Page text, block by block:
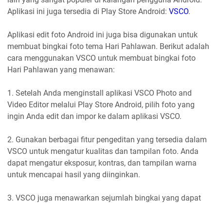
Aplikasi ini juga tersedia di Play Store Android: VSCO.
Aplikasi edit foto Android ini juga bisa digunakan untuk
membuat bingkai foto tema Hari Pahlawan. Berikut adalah
cara menggunakan VSCO untuk membuat bingkai foto
Hari Pahlawan yang menawan:
1. Setelah Anda menginstall aplikasi VSCO Photo and
Video Editor melalui Play Store Android, pilih foto yang
ingin Anda edit dan impor ke dalam aplikasi VSCO.
2. Gunakan berbagai fitur pengeditan yang tersedia dalam
VSCO untuk mengatur kualitas dan tampilan foto. Anda
dapat mengatur eksposur, kontras, dan tampilan warna
untuk mencapai hasil yang diinginkan.
3. VSCO juga menawarkan sejumlah bingkai yang dapat